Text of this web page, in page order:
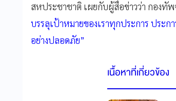
สหประชาชาติ เผยกับผู้สื่อข่าวว่า กองทั
บรรลุเป้าหมายของเราทุกประการ ปร
อย่างปลอดภัย”
เนื้อหาที่เกี่ยวข้อง